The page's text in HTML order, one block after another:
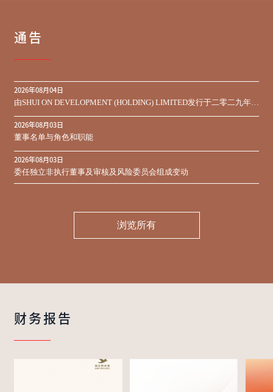
通告
2026年08月04日
由SHUI ON DEVELOPMENT (HOLDING) LIMITED发行于二零二九年到
期之450,000,000美元9.75%优先票据之同意征求于届满期限前收到的
同意结果
2026年08月03日
董事名单与角色和职能
2026年08月03日
委任独立非执行董事及审核及风险委员会组成变动
浏览所有
财务报告